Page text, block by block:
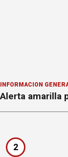
INFORMACION
Alerta amarilla
2